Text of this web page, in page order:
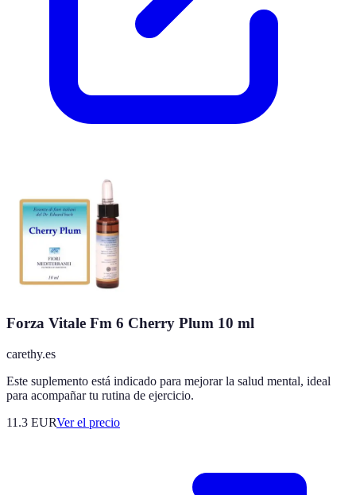
Forza Vitale Fm 6 Cherry Plum 10 ml
carethy.es
Este suplemento está indicado para mejorar la salud mental, ideal
para acompañar tu rutina de ejercicio.
11.3 EURVer el precio